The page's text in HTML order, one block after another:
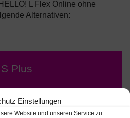
Einstellungen
Website und unseren Service zu
L Flex Online ohne
Alternativen:
S Plus
€